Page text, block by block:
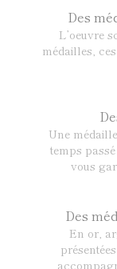
Des
L’oeuvre
médailles,
Une
temps
vous
Des
En or,